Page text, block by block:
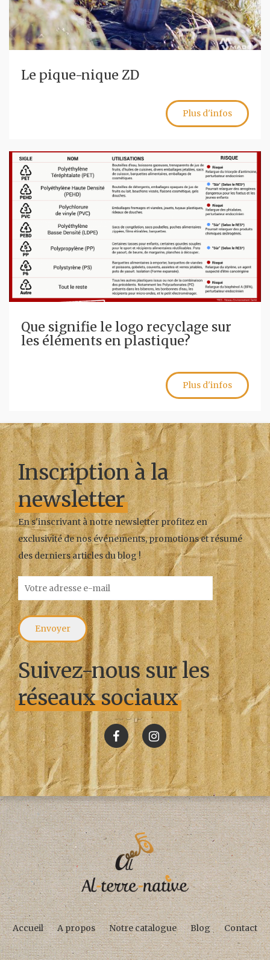
Le pique-nique ZD
Plus d'infos
Que signifie le logo recyclage sur
les éléments en plastique?
Plus d'infos
Inscription à la
newsletter
En s'inscrivant à notre newsletter profitez en
exclusivité de nos événements, promotions et résumé
des derniers articles du blog !
Suivez-nous sur les
réseaux sociaux
Accueil A propos Notre catalogue Blog Contact